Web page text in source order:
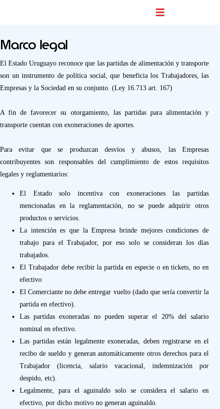
Marco legal
El Estado Uruguayo reconoce que las partidas de alimentación y transporte
son un instrumento de política social, que beneficia los Trabajadores, las
Empresas y la Sociedad en su conjunto. (Ley 16.713 art. 167)
A fin de favorecer su otorgamiento, las partidas para alimentación y
transporte cuentan con exoneraciones de aportes.
Para evitar que se produzcan desvíos y abusos, las Empresas
contribuyentes son responsables del cumplimiento de estos requisitos
legales y reglamentarios:
El Estado solo incentiva con exoneraciones las partidas
mencionadas en la reglamentación, no se puede adquirir otros
productos o servicios.
La intención es que la Empresa brinde mejores condiciones de
trabajo para el Trabajador, por eso solo se consideran los días
trabajados.
El Trabajador debe recibir la partida en especie o en tickets, no en
efectivo
El Comerciante no debe entregar vuelto (dado que sería convertir la
partida en efectivo).
Las partidas exoneradas no pueden superar el 20% del salario
nominal en efectivo.
Las partidas están legalmente exoneradas, deben registrarse en el
recibo de sueldo y generan automáticamente otros derechos para el
Trabajador (licencia, salario vacacional, indemnización por
despido, etc).
Legalmente, para el aguinaldo solo se considera el salario en
efectivo, por dicho motivo no generan aguinaldo.